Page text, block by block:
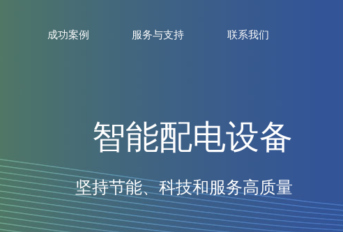
成功案例 服务与支持 联系我们
智能配电设备
坚持节能、科技和服务高质量